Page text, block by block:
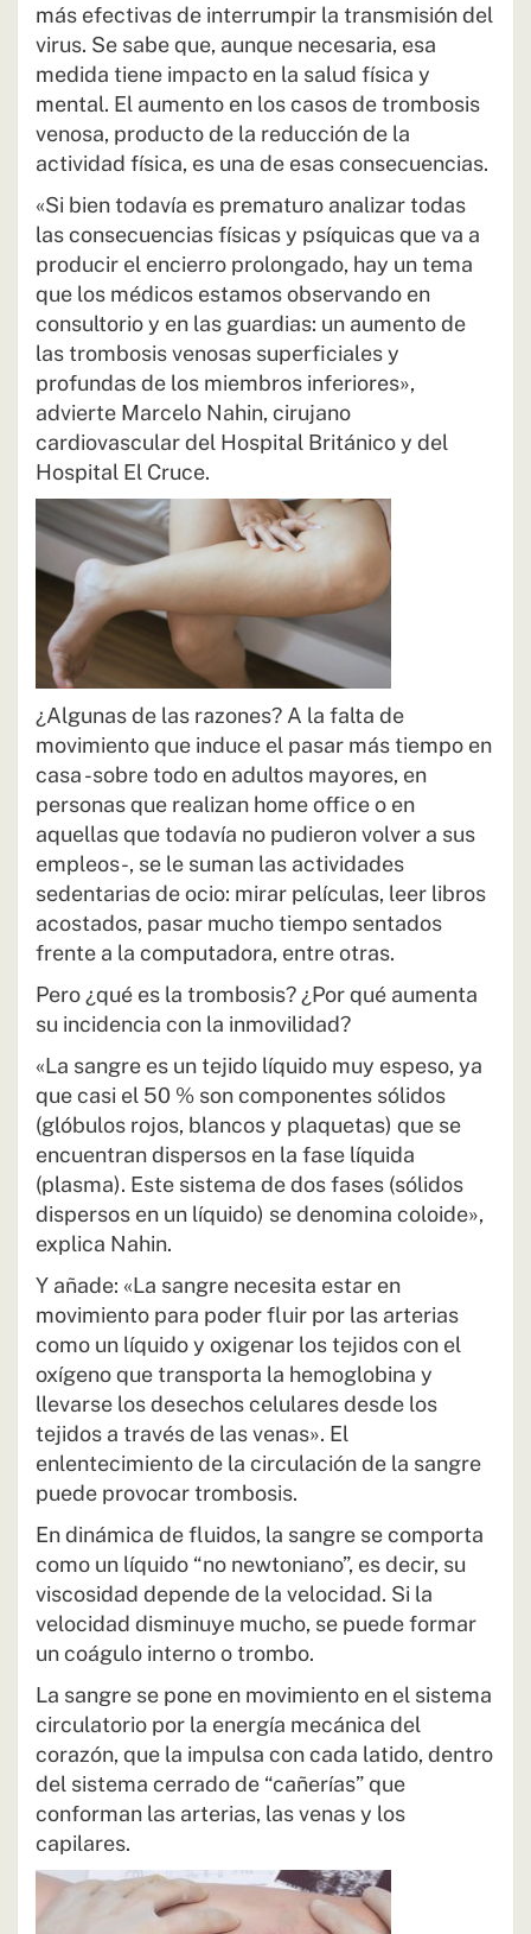
más efectivas de interrumpir la transmisión del
virus. Se sabe que, aunque necesaria, esa
medida tiene impacto en la salud física y
mental. El aumento en los casos de trombosis
venosa, producto de la reducción de la
actividad física, es una de esas consecuencias.
«Si bien todavía es prematuro analizar todas
las consecuencias físicas y psíquicas que va a
producir el encierro prolongado, hay un tema
que los médicos estamos observando en
consultorio y en las guardias: un aumento de
las trombosis venosas superficiales y
profundas de los miembros inferiores»,
advierte Marcelo Nahin, cirujano
cardiovascular del Hospital Británico y del
Hospital El Cruce.
¿Algunas de las razones? A la falta de
movimiento que induce el pasar más tiempo en
casa -sobre todo en adultos mayores, en
personas que realizan home office o en
aquellas que todavía no pudieron volver a sus
empleos-, se le suman las actividades
sedentarias de ocio: mirar películas, leer libros
acostados, pasar mucho tiempo sentados
frente a la computadora, entre otras.
Pero ¿qué es la trombosis? ¿Por qué aumenta
su incidencia con la inmovilidad?
«La sangre es un tejido líquido muy espeso, ya
que casi el 50 % son componentes sólidos
(glóbulos rojos, blancos y plaquetas) que se
encuentran dispersos en la fase líquida
(plasma). Este sistema de dos fases (sólidos
dispersos en un líquido) se denomina coloide»,
explica Nahin.
Y añade: «La sangre necesita estar en
movimiento para poder fluir por las arterias
como un líquido y oxigenar los tejidos con el
oxígeno que transporta la hemoglobina y
llevarse los desechos celulares desde los
tejidos a través de las venas». El
enlentecimiento de la circulación de la sangre
puede provocar trombosis.
En dinámica de fluidos, la sangre se comporta
como un líquido “no newtoniano”, es decir, su
viscosidad depende de la velocidad. Si la
velocidad disminuye mucho, se puede formar
un coágulo interno o trombo.
La sangre se pone en movimiento en el sistema
circulatorio por la energía mecánica del
corazón, que la impulsa con cada latido, dentro
del sistema cerrado de “cañerías” que
conforman las arterias, las venas y los
capilares.